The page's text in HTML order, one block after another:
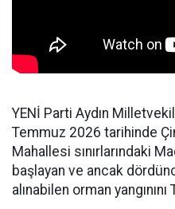
YENİ Parti Aydın
Temmuz 2026 tarihinde
Mahallesi sınırlarındaki
başlayan ve ancak
alınabilen orman